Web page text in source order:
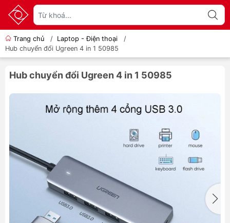
Trang chủ / Laptop - Điện thoại
/
Hub chuyển đổi Ugreen 4 in 1 50985
Hub chuyển đổi Ugreen 4 in 1 50985